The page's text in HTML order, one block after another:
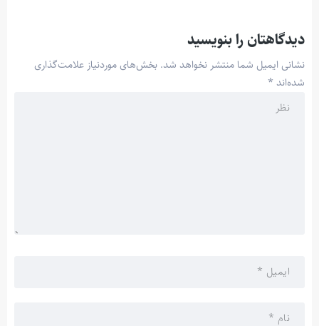
دیدگاهتان را بنویسید
نشانی ایمیل شما منتشر نخواهد شد. بخش‌های موردنیاز علامت‌گذاری
شده‌اند *